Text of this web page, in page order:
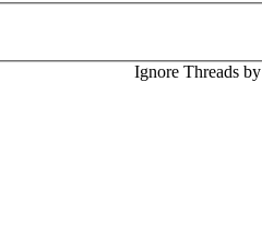
Ignore Threads by